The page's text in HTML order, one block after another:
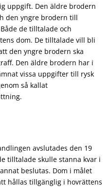
uppgift. Den äldre brodern
den yngre brodern till
de tilltalade och
dom. De tilltalade vill bli
den yngre brodern ska
Den äldre brodern har i
vissa uppgifter till rysk
så kallat
avslutades den 19
tilltalade skulle stanna kvar i
beslutas. Dom i målet
hållas tillgänglig i hovrättens